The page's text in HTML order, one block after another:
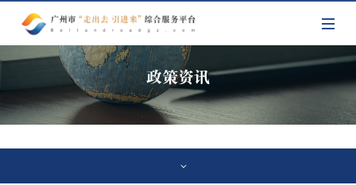
政策资讯